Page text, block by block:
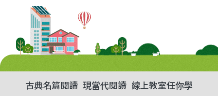
古典名篇閱讀 現當代閱讀 線上教室任你學